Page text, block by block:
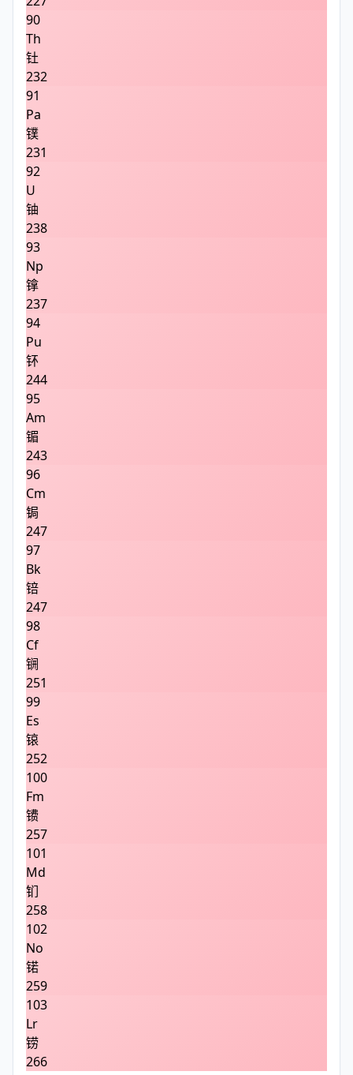
90
Th
钍
232
91
Pa
镤
231
92
U
铀
238
93
Np
镎
237
94
Pu
钚
244
95
Am
镅
243
96
Cm
锔
247
97
Bk
锫
247
98
Cf
锎
251
99
Es
锿
252
100
Fm
镄
257
101
Md
钔
258
102
No
锘
259
103
Lr
铹
266